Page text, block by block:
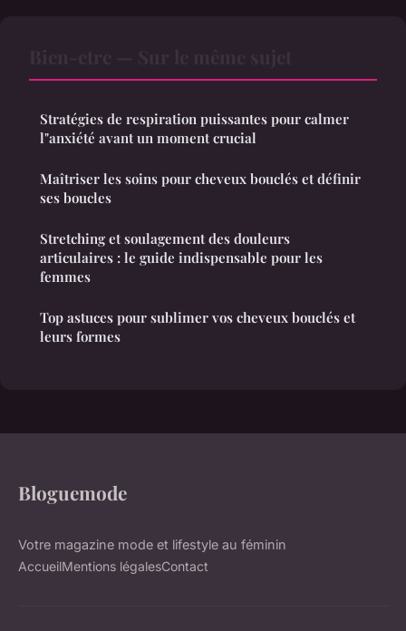
Stratégies de respiration puissantes pour calmer
l"anxiété avant un moment crucial
Maîtriser les soins pour cheveux bouclés et définir
ses boucles
Stretching et soulagement des douleurs
articulaires : le guide indispensable pour les
femmes
Top astuces pour sublimer vos cheveux bouclés et
leurs formes
Bloguemode
Votre magazine mode et lifestyle au féminin
AccueilMentions légalesContact